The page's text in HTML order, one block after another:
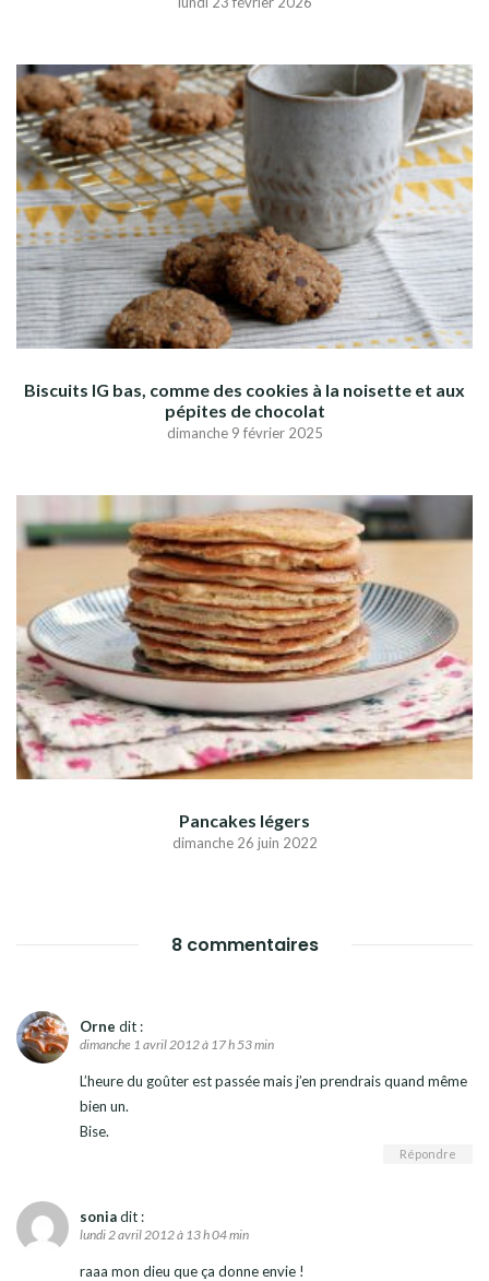
Biscuits IG bas, comme des cookies à la noisette et aux
pépites de chocolat
dimanche 9 février 2025
Pancakes légers
dimanche 26 juin 2022
8 commentaires
Orne dit :
dimanche 1 avril 2012 à 17 h 53 min
L’heure du goûter est passée mais j’en prendrais quand même
bien un.
Bise.
Répondre
soniadit :
lundi 2 avril 2012 à 13 h 04 min
raaa mon dieu que ça donne envie !